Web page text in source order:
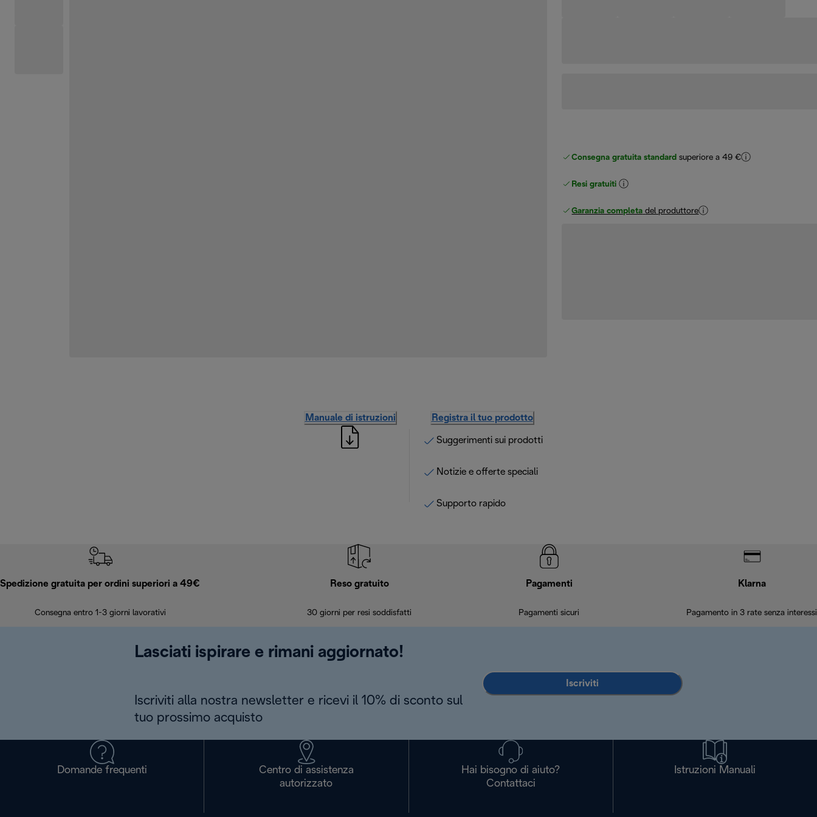
Consegna gratuita standard superiore a 49 €
Resi gratuiti
Garanzia completa del produttore
Manuale di istruzioni Registra il tuo prodotto
Suggerimenti sui prodotti
Notizie e offerte speciali
Supporto rapido
Spedizione gratuita per ordini superiori a 49€
Consegna entro 1-3 giorni lavorativi
Reso gratuito
30 giorni per resi soddisfatti
Pagamenti
Pagamenti sicuri
Klarna
Pagamento in 3 rate senza interessi
Lasciati ispirare e rimani aggiornato!
Iscriviti alla nostra newsletter e ricevi il 10% di sconto sul
tuo prossimo acquisto
Iscriviti
Domande frequenti
Centro di assistenza
autorizzato
Hai bisogno di aiuto?
Contattaci
Istruzioni Manuali